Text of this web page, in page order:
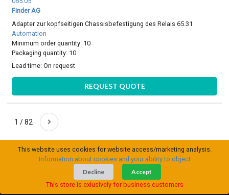
Finder AG
Adapter zur kopfseitigen Chassisbefestigung des Relais 65.31
Automation
Minimum order quantity: 10
Packaging quantity: 10
Lead time:On request
REQUEST QUOTE
1 / 82
This website uses cookies for website access/marketing analysis.
Information about cookies and your ability to object
Decline
Accept
This store is exlusively for business customers